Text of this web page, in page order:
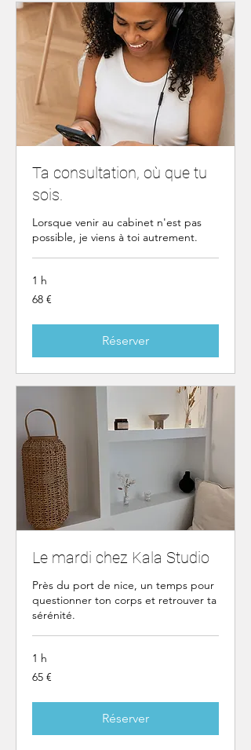
Ta consultation, où que tu
sois.
Lorsque venir au cabinet n'est pas
possible, je viens à toi autrement.
1 h
68
euros
68 €
Réserver
Le mardi chez Kala Studio
Près du port de nice, un temps pour
questionner ton corps et retrouver ta
sérénité.
1 h
65
euros
65 €
Réserver